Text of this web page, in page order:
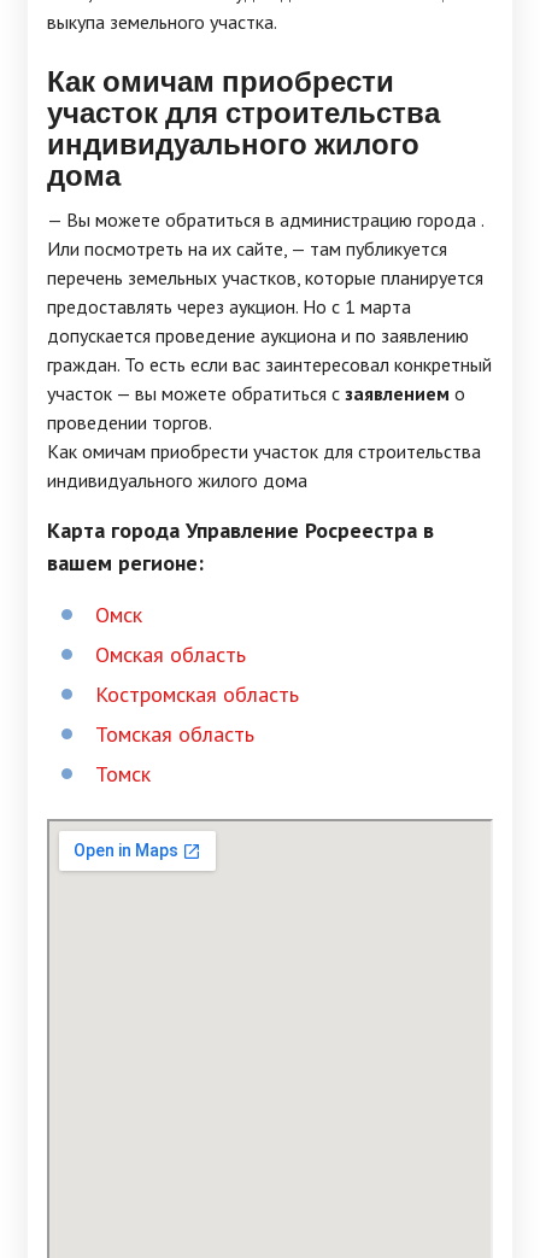
выкупа земельного участка.
Как омичам приобрести
участок для строительства
индивидуального жилого
дома
— Вы можете обратиться в администрацию города .
Или посмотреть на их сайте, — там публикуется
перечень земельных участков, которые планируется
предоставлять через аукцион. Но с 1 марта
допускается проведение аукциона и по заявлению
граждан. То есть если вас заинтересовал конкретный
участок — вы можете обратиться с заявлением о
проведении торгов.
Как омичам приобрести участок для строительства
индивидуального жилого дома
Карта города Управление Росреестра в
вашем регионе:
Омск
Омская область
Костромская область
Томская область
Томск